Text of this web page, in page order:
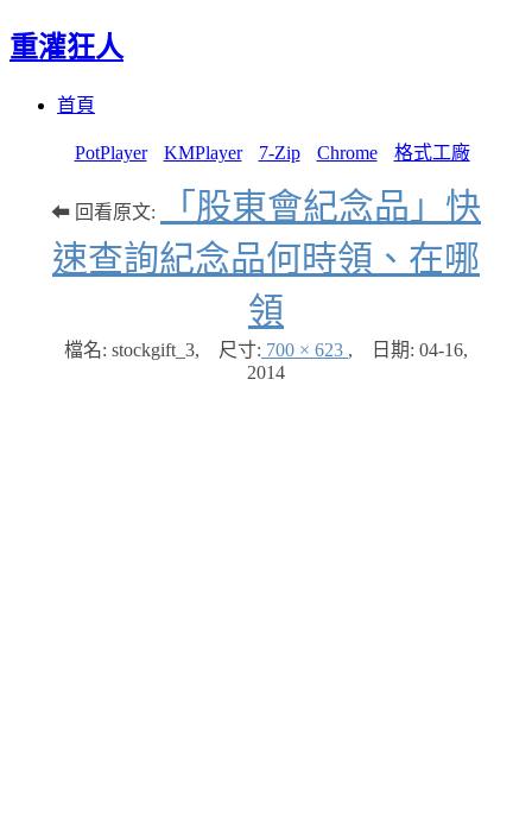
重灌狂人
首頁
PotPlayer KMPlayer 7-Zip Chrome 格式工廠
⬅ 回看原文:
「股東會紀念品」快
速查詢紀念品何時領、在哪
領
檔名: stockgift_3, 尺寸: 700 × 623 , 日期: 04-16,
2014